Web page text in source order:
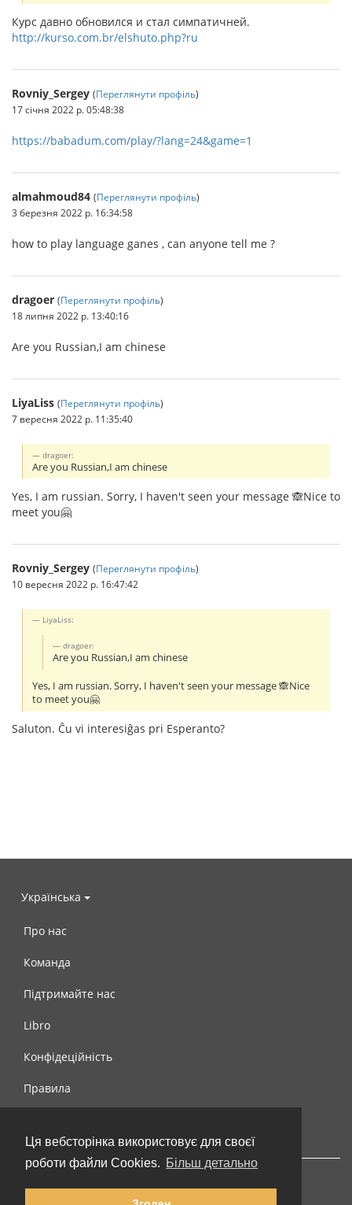
Ця вебсторінка використовує для своєї
роботи файли Cookies. Більш детально
Курс давно обновился и стал симпатичней.
http://kurso.com.br/elshuto.php?ru
Rovniy_Sergey (Переглянути профіль)
17 січня 2022 р. 05:48:38
https://babadum.com/play/?lang=24&game=1
almahmoud84 (Переглянути профіль)
3 березня 2022 р. 16:34:58
how to play language ganes , can anyone tell me ?
dragoer (Переглянути профіль)
18 липня 2022 р. 13:40:16
Are you Russian,I am chinese
LiyaLiss (Переглянути профіль)
7 вересня 2022 р. 11:35:40
dragoer:
Are you Russian,I am chinese
Yes, I am russian. Sorry, I haven't seen your message 🙈Nice to
meet you🤗
Rovniy_Sergey (Переглянути профіль)
10 вересня 2022 р. 16:47:42
LiyaLiss:
dragoer:
Are you Russian,I am chinese
Yes, I am russian. Sorry, I haven't seen your message 🙈Nice
to meet you🤗
Saluton. Ĉu vi interesiĝas pri Esperanto?
Українська
Про нас
Команда
Підтримайте нас
Libro
Конфідеційність
Правила